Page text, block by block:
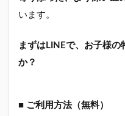
います。
まずはLINEで、お子様
か？
■ ご利用方法（無料）